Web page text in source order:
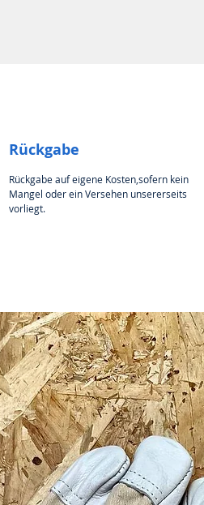
Rückgabe
Rückgabe auf eigene Kosten,sofern kein
Mangel oder ein Versehen unsererseits
vorliegt.